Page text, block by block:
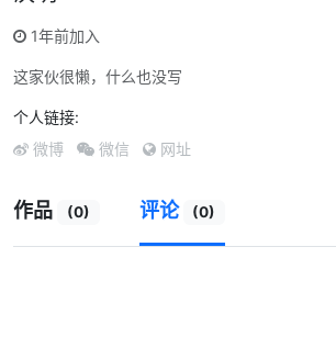
1年前加入
这家伙很懒，什么也没写
个人链接:
微博 微信 网址
作品 (0) 评论 (0)